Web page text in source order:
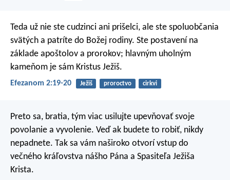
Teda už nie ste cudzinci ani prišelci, ale ste spoluobčania
svätých a patríte do Božej rodiny. Ste postavení na
základe apoštolov a prorokov; hlavným uholným
kameňom je sám Kristus Ježiš.
Efezanom 2:19-20 Ježiš proroctvo cirkvi
Preto sa, bratia, tým viac usilujte upevňovať svoje
povolanie a vyvolenie. Veď ak budete to robiť, nikdy
nepadnete. Tak sa vám naširoko otvorí vstup do
večného kráľovstva nášho Pána a Spasiteľa Ježiša
Krista.